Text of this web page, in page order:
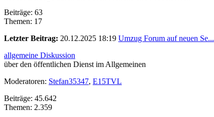
Beiträge: 63
Themen: 17
Letzter Beitrag: 20.12.2025 18:19 Umzug Forum auf neuen Se...
allgemeine Diskussion
über den öffentlichen Dienst im Allgemeinen
Moderatoren: Stefan35347, E15TVL
Beiträge: 45.642
Themen: 2.359